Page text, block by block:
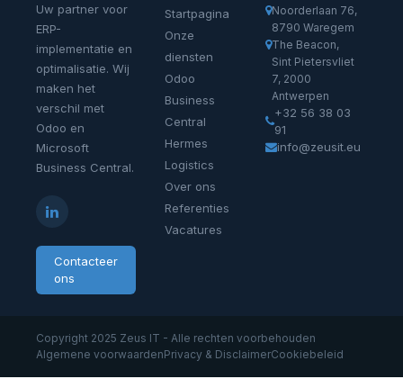
Uw partner voor
ERP-
implementatie en
optimalisatie. Wij
maken het
verschil met
Odoo en
Microsoft
Business Central.
Contacteer
ons
Startpagina
Onze
diensten
Odoo
Business
Central
Hermes
Logistics
Over ons
Referenties
Vacatures
Noorderlaan 76,
8790 Waregem
The Beacon,
Sint Pietersvliet
7, 2000
Antwerpen
+32 56 38 03
91
info@zeusit.eu
Copyright 2025 Zeus IT - Alle rechten voorbehouden
Algemene voorwaardenPrivacy & DisclaimerCookiebeleid